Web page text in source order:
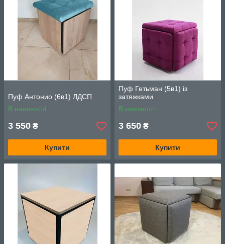
Пуф Антонио (6в1) ЛДСП
В наявності
3 550 ₴
Купити
Пуф Гетьман (5в1) із
затяжками
В наявності
3 650 ₴
Купити